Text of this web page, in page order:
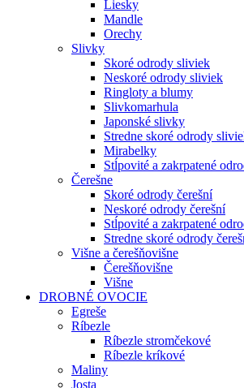
Liesky
Mandle
Orechy
Slivky
Skoré odrody sliviek
Neskoré odrody sliviek
Ringloty a blumy
Slivkomarhula
Japonské slivky
Stredne skoré odrody
Mirabelky
Stĺpovité a zakrpatené
Čerešne
Skoré odrody čerešní
Neskoré odrody čerešní
Stĺpovité a zakrpatené
Stredne skoré odrody
Višne a čerešňovišne
Čerešňovišne
Višne
DROBNÉ OVOCIE
Egreše
Ríbezle
Ríbezle stromčekové
Ríbezle kríkové
Maliny
Josta